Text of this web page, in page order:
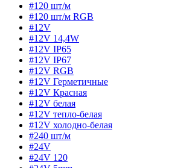
#120 шт/м
#120 шт/м RGB
#12V
#12V 14,4W
#12V IP65
#12V IP67
#12V RGB
#12V Герметичные
#12V Красная
#12V белая
#12V тепло-белая
#12V холодно-белая
#240 шт/м
#24V
#24V 120